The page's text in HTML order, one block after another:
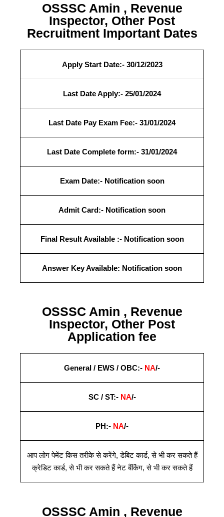
OSSSC Amin , Revenue
Inspector, Other Post
Recruitment Important Dates
Apply Start Date:- 30/12/2023
Last Date Apply:- 25/01/2024
Last Date Pay Exam Fee:- 31/01/2024
Last Date Complete form:- 31/01/2024
Exam Date:- Notification soon
Admit Card:- Notification soon
Final ResultAvailable:- Notification soon
Answer Key Available: Notification soon
OSSSC Amin , Revenue
Inspector, Other Post
Application fee
General / EWS / OBC:- NA/-
SC / ST:- NA/-
PH:- NA/-
आप लोग पेमेंट किस तरीके से करेंगे,डेबिट कार्ड,से भी कर सकते हैं
क्रेडिट कार्ड,से भी कर सकते हैं नेट बैंकिंग,से भी कर सकते हैं
OSSSC Amin , Revenue